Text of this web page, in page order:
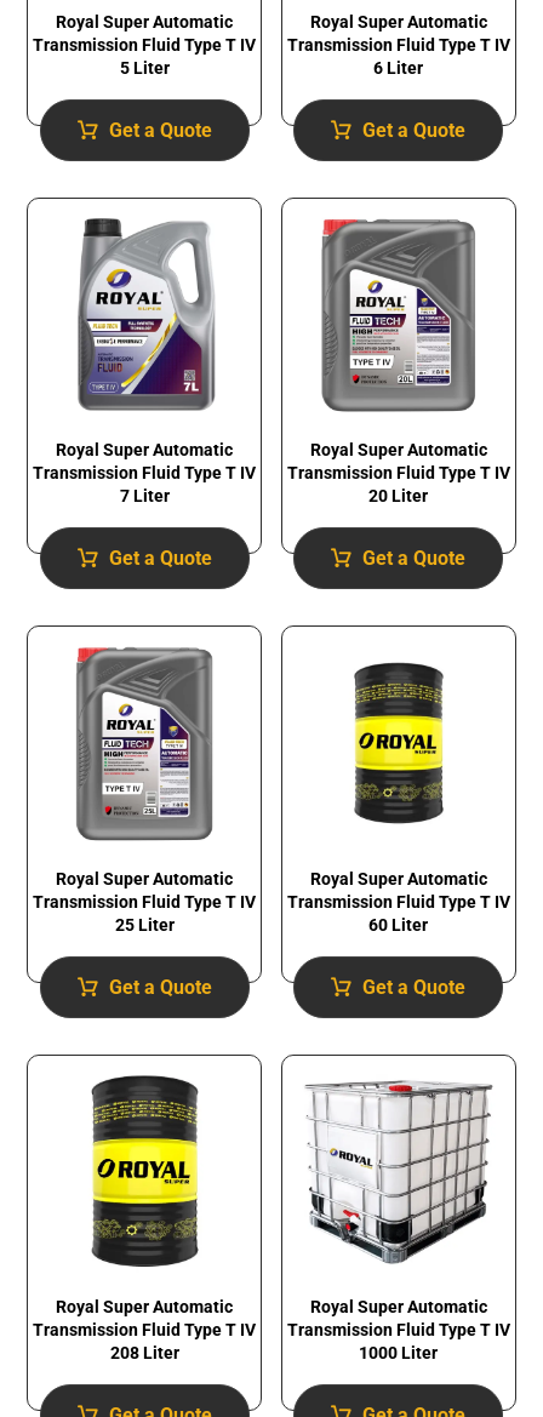
Royal Super Automatic
Transmission Fluid​ Type T IV
5 Liter
Get a Quote
Royal Super Automatic
Transmission Fluid​ Type T IV
6 Liter
Get a Quote
Royal Super Automatic
Transmission Fluid​ Type T IV
7 Liter
Get a Quote
Royal Super Automatic
Transmission Fluid​ Type T IV
20 Liter
Get a Quote
Royal Super Automatic
Transmission Fluid​ Type T IV
25 Liter
Get a Quote
Royal Super Automatic
Transmission Fluid​ Type T IV
60 Liter
Get a Quote
Royal Super Automatic
Transmission Fluid​ Type T IV
208 Liter
Royal Super Automatic
Transmission Fluid​ Type T IV
1000 Liter